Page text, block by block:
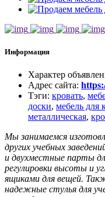
Информация
Характер
Адрес сайта:
Тэги: кровать,
доски, мебель для
металлическая,
Мы занимаемся
других учебных
и двухместные парты
регулировки высоты и
ящиками для вещей.
надежные стулья для